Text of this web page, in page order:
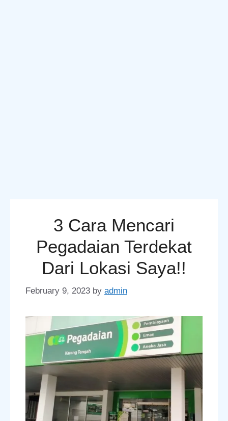
3 Cara Mencari
Pegadaian Terdekat
Dari Lokasi Saya!!
February 9, 2023 by admin